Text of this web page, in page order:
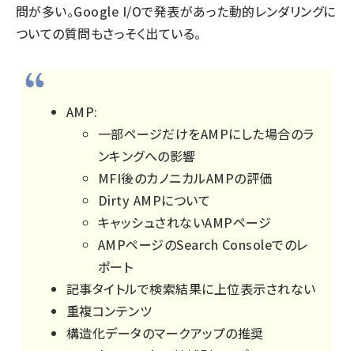
問が多い。Google I/Oで発表があった動的レンダリングに
ついての質問もさっそく出ている。
AMP:
一部ページだけをAMPにした場合のラ
ンキングへの影響
MFI後のカノニカルAMPの評価
Dirty AMPについて
キャッシュされないAMPページ
AMPページのSearch Consoleでのレ
ポート
記事タイトルで検索結果に上位表示されない
重複コンテンツ
構造化データのマークアップの推奨